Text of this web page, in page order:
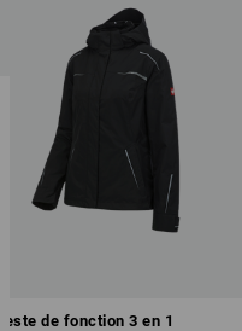
Veste de fonction 3 en 1